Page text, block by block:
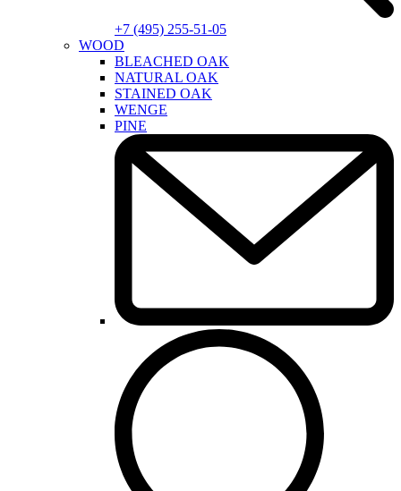
+7 (495) 255-51-05
WOOD
BLEACHED OAK
NATURAL OAK
STAINED OAK
WENGE
PINE